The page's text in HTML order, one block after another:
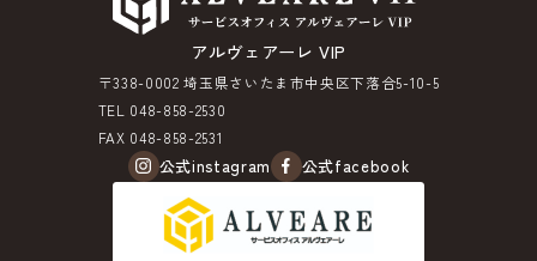
アルヴェアーレ VIP
〒338-0002 埼玉県さいたま市中央区下落合5-10-5
TEL 048-858-2530
FAX 048-858-2531
公式instagram 公式facebook